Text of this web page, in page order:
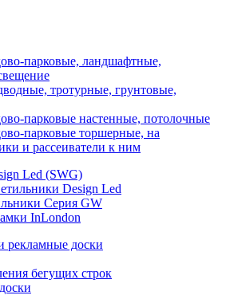
парковые, ландшафтные,
тротурные, грунтовые,
парковые настенные, потолочные
парковые торшерные, на
и рассеиватели к ним
Led (SWG)
Design Led
Серия GW
InLondon
рекламные доски
бегущих строк